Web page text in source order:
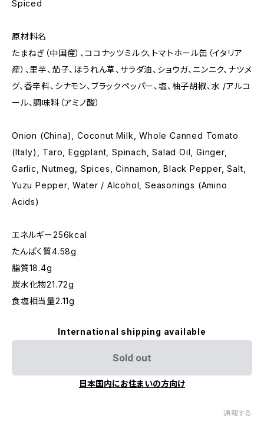
Spiced
原材料名
たまねぎ（中国産）、ココナッツミルク、トマトホール缶（イタリア
産）、里芋、茄子、ほうれん草、サラダ油、ショウガ、ニンニク、ナツメ
グ、香辛料、シナモン、ブラックペッパー、塩、柚子胡椒、水 /アルコ
ール、調味料（アミノ酸）
Onion (China), Coconut Milk, Whole Canned Tomato
(Italy), Taro, Eggplant, Spinach, Salad Oil, Ginger,
Garlic, Nutmeg, Spices, Cinnamon, Black Pepper, Salt,
Yuzu Pepper, Water / Alcohol, Seasonings (Amino
Acids)
エネルギー256kcal
たんぱく質4.58g
脂質18.4g
炭水化物21.72g
食塩相当量2.11g
International shipping available
Sold out
日本国内にお住まいの方向け
通報する